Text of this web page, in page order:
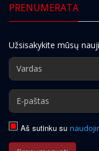
PRENUMERATA
Užsisakykite mūsų
Aš sutinku su